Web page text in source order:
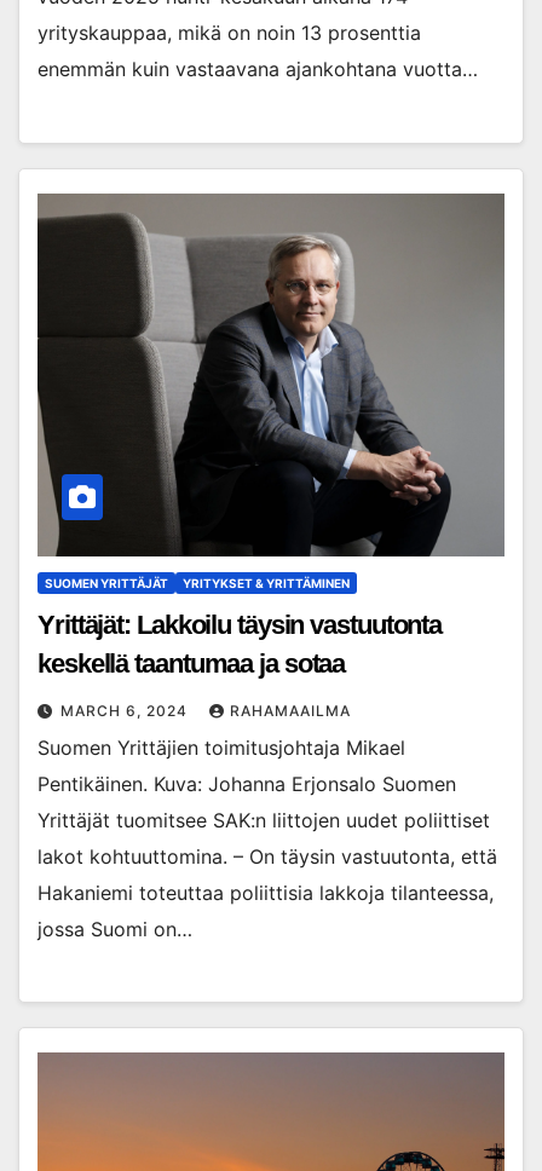
yrityskauppaa, mikä on noin 13 prosenttia
enemmän kuin vastaavana ajankohtana vuotta…
SUOMEN YRITTÄJÄT YRITYKSET & YRITTÄMINEN
Yrittäjät: Lakkoilu täysin vastuutonta
keskellä taantumaa ja sotaa
MARCH 6, 2024 RAHAMAAILMA
Suomen Yrittäjien toimitusjohtaja Mikael
Pentikäinen. Kuva: Johanna Erjonsalo Suomen
Yrittäjät tuomitsee SAK:n liittojen uudet poliittiset
lakot kohtuuttomina. – On täysin vastuutonta, että
Hakaniemi toteuttaa poliittisia lakkoja tilanteessa,
jossa Suomi on…